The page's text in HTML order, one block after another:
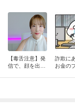
【毒舌注意】発
信で、顔を出し
詐欺に
お金の